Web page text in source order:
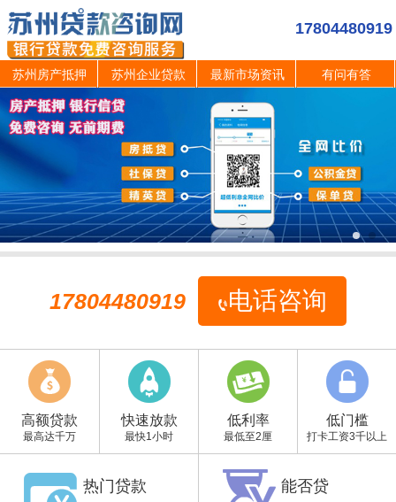
17804480919
苏州房产抵押 苏州企业贷款 最新市场资讯 有问有答
17804480919 电话咨询
高额贷款
最高达千万
快速放款
最快1小时
低利率
最低至2厘
低门槛
打卡工资3千以上
热门贷款 能否贷